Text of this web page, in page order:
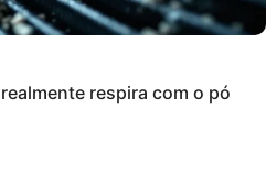
respira com o pó